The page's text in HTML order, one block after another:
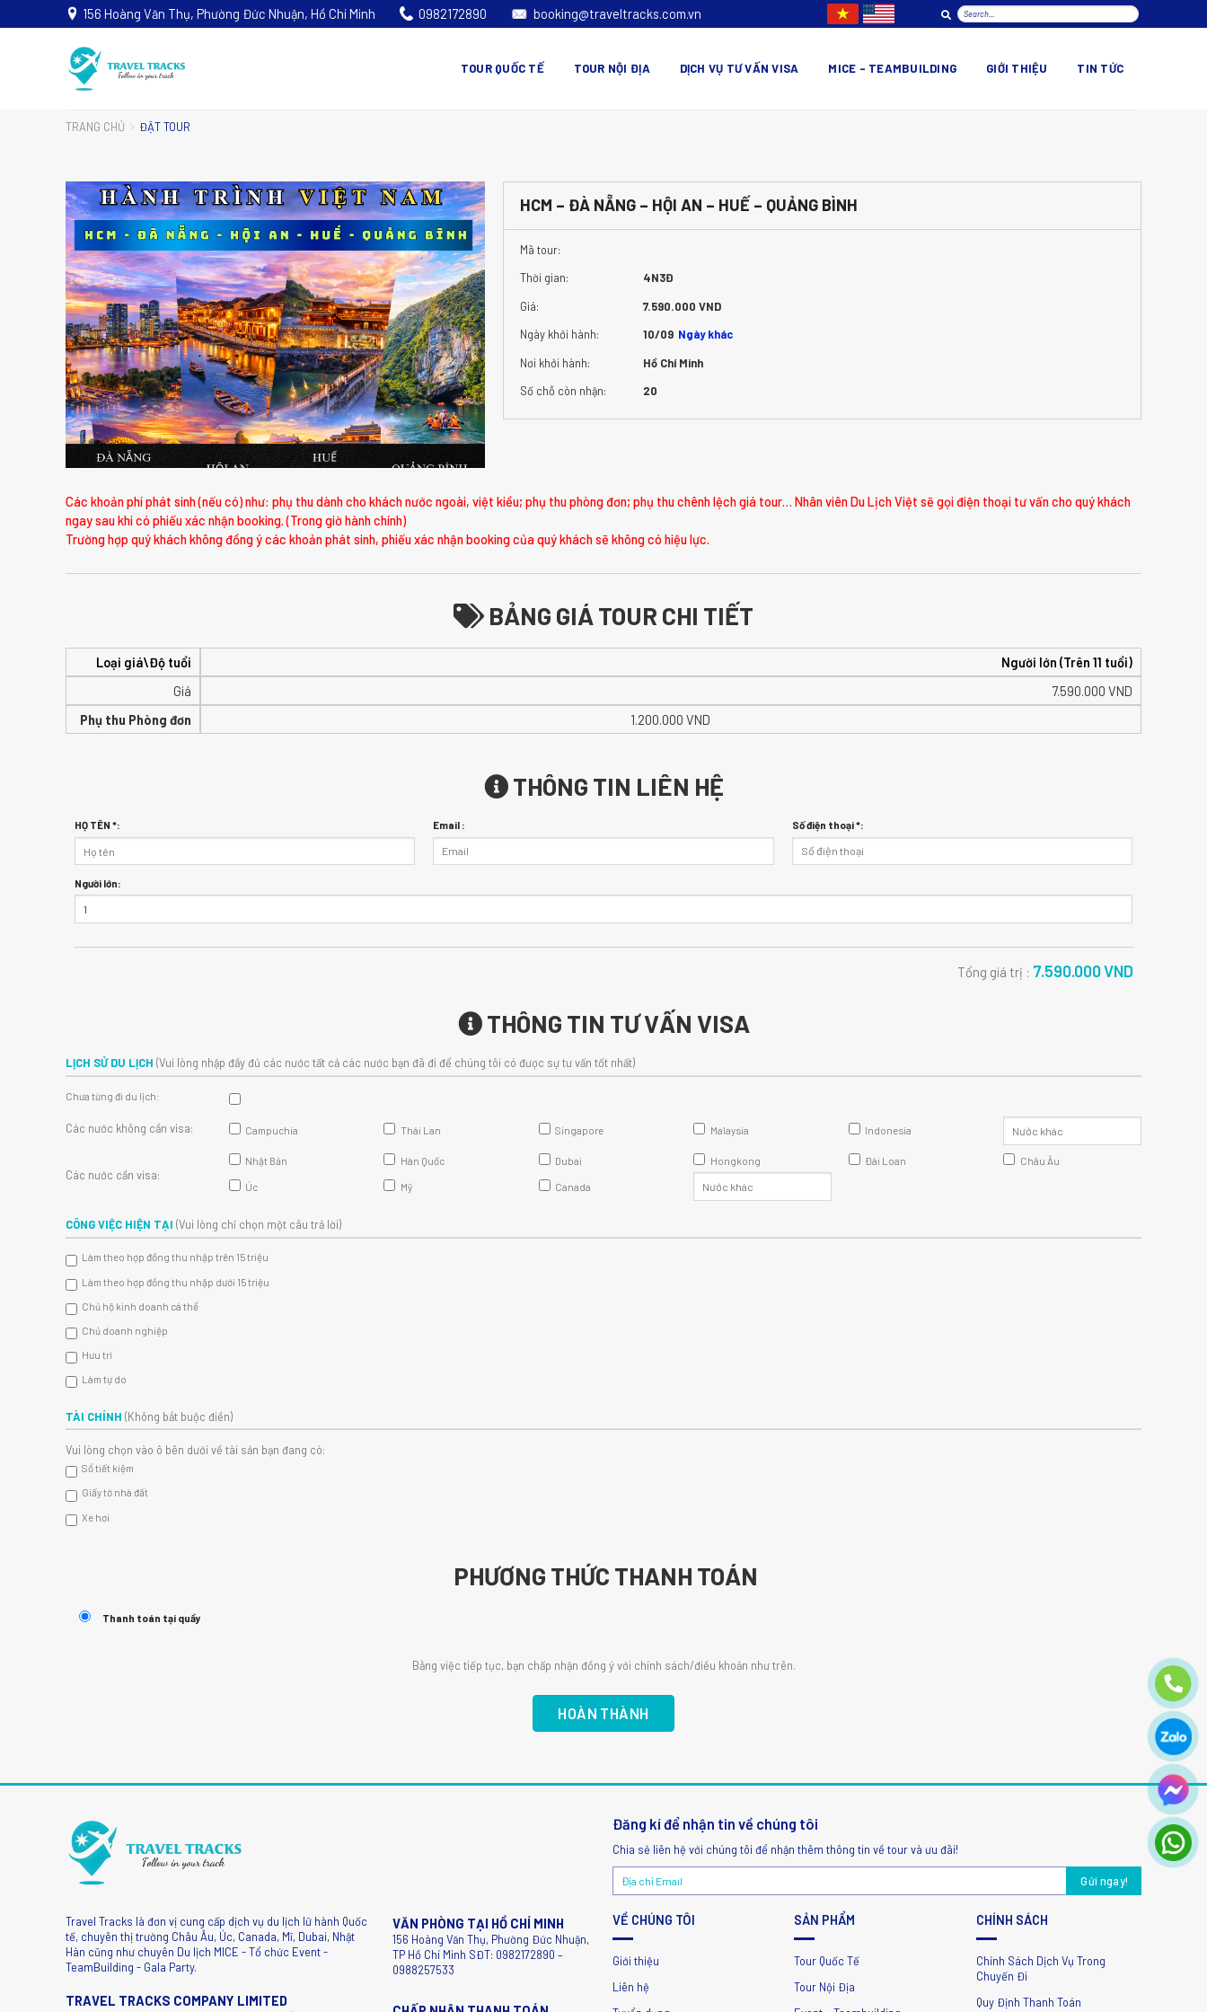
156 Hoàng Văn Thụ, Phường Đức Nhuận, Hồ Chí Minh 0982172890 booking@traveltracks.com.vn
TOUR QUỐC TẾ TOUR NỘI ĐỊA DỊCH VỤ TƯ VẤN VISA MICE – TEAMBUILDING GIỚI THIỆU TIN TỨC
TRANG CHỦ ĐẶT TOUR
HCM – ĐÀ NẴNG – HỘI AN – HUẾ – QUẢNG BÌNH
Mã tour:
Thời gian:
4N3Đ
Giá:
7.590.000 VND
Ngày khởi hành:
10/09 Ngày khác
Nơi khởi hành:
Hồ Chí Minh
Số chỗ còn nhận:
20
Các khoản phí phát sinh (nếu có) như: phụ thu dành cho khách nước ngoài, việt kiều; phụ thu phòng đơn; phụ thu chênh lệch giá tour… Nhân viên Du Lịch Việt sẽ gọi điện thoại tư vấn cho quý khách
ngay sau khi có phiếu xác nhận booking. (Trong giờ hành chính)
Trường hợp quý khách không đồng ý các khoản phát sinh, phiếu xác nhận booking của quý khách sẽ không có hiệu lực.
BẢNG GIÁ TOUR CHI TIẾT
Loại giá\Độ tuổi
Người lớn (Trên 11 tuổi)
Giá
7.590.000 VND
Phụ thu Phòng đơn
1.200.000 VND
THÔNG TIN LIÊN HỆ
HỌ TÊN *: Email : Số điện thoại *:
Người lớn:
Tổng giá trị : 7.590.000VND
THÔNG TIN TƯ VẤN VISA
LỊCH SỬ DU LỊCH (Vui lòng nhập đầy đủ các nước tất cả các nước bạn đã đi để chúng tôi có được sự tư vấn tốt nhất)
Chưa từng đi du lịch:
Các nước không cần visa: Campuchia Thái Lan Singapore Malaysia Indonesia
Các nước cần visa:
Nhật Bản Hàn Quốc Dubai Hongkong Đài Loan Châu Âu
Úc Mỹ Canada
CÔNG VIỆC HIỆN TẠI (Vui lòng chỉ chọn một câu trả lời)
Làm theo hợp đồng thu nhập trên 15 triệu
Làm theo hợp đồng thu nhập dưới 15 triệu
Chủ hộ kinh doanh cá thể
Chủ doanh nghiệp
Hưu trí
Làm tự do
TÀI CHÍNH (Không bắt buộc điền)
Vui lòng chọn vào ô bên dưới về tài sản bạn đang có:
Sổ tiết kiệm
Giấy tờ nhà đất
Xe hơi
PHƯƠNG THỨC THANH TOÁN
Thanh toán tại quầy
Bằng việc tiếp tục, bạn chấp nhận đồng ý với chính sách/điều khoản như trên.
Travel Tracks là đơn vị cung cấp dịch vụ du lịch lữ hành Quốc
tế, chuyên thị trường Châu Âu, Úc, Canada, Mĩ, Dubai, Nhật
Hàn cũng như chuyên Du lịch MICE - Tổ chức Event -
TeamBuilding - Gala Party.
TRAVEL TRACKS COMPANY LIMITED
VĂN PHÒNG TẠI HỒ CHÍ MINH
156 Hoàng Văn Thụ, Phường Đức Nhuận,
TP Hồ Chí Minh SĐT: 0982172890 –
0988257533
Đăng kí để nhận tin về chúng tôi
Chia sẻ liên hệ với chúng tôi để nhận thêm thông tin về tour và ưu đãi!
VỀ CHÚNG TÔI
Giới thiệu
Liên hệ
SẢN PHẨM
Tour Quốc Tế
Tour Nội Địa
CHÍNH SÁCH
Chính Sách Dịch Vụ Trong
Chuyến Đi
Quy Định Thanh Toán